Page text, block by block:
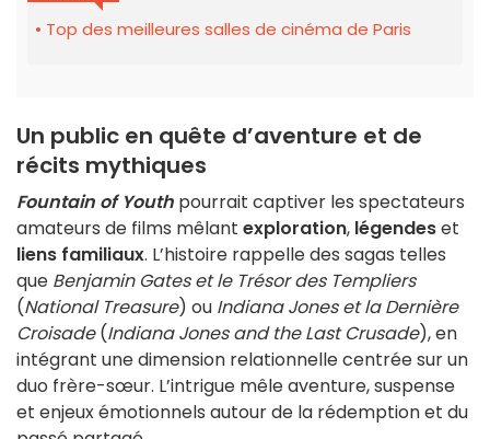
Top des meilleures salles de cinéma de Paris
Un public en quête d’aventure et de
récits mythiques
Fountain of Youth pourrait captiver les spectateurs
amateurs de films mêlant exploration, légendeset
liens familiaux. L’histoire rappelle des sagas telles
que Benjamin Gates et le Trésor des Templiers
(National Treasure) ou Indiana Jones et la Dernière
Croisade(Indiana Jones and the Last Crusade), en
intégrant une dimension relationnelle centrée sur un
duo frère-sœur. L’intrigue mêle aventure, suspense
et enjeux émotionnels autour de la rédemption et du